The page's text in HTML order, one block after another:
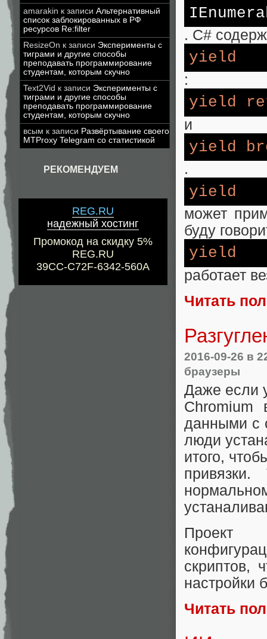
amarakin к записи Альтернативный
список заблокированных в РФ
ресурсов Re:filter
ResizeOn к записи Эксперименты с
тиграми и другие способы
преподавать программирование
студентам, которым скучно
Text2Vid к записи Эксперименты с
тиграми и другие способы
преподавать программирование
студентам, которым скучно
всым к записи Развёртывание своего
MTProxy Telegram со статистикой
РЕКОМЕНДУЕМ
REG.RU
надежный хостинг
Промокод на скидку 5%
REG.RU
39CC-C72F-6342-560A
. C#
yield
:
yield
и
yield
.
yield
может
буду
yield
работает
Читать
2016-09-26 в
браузеры
Даже если
Chromium
данными с
люди
итого,
скриптов,
настройки
Читать